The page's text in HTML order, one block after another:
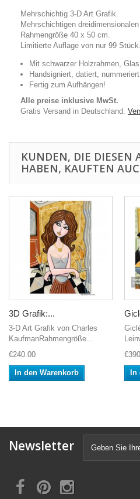
Mehrschichtig 3-D Art Grafik.
Mehrschichtigen
Rahmengröße 40 x 50 cm.
Limitierte Auflage von nur 99 Stück.
Mit schwarzer Holzrahmen,
Handsigniert, datiert,
Fertig zum Aufhängen!
Alle preise inklusive MwSt.
Gratis Versand in Deutschland.
KUNDEN, DIE DIESEN
HABEN, KAUFTEN
3D Grafik:...
3-D Art Grafik von Charles
KaufmanRahmengröße...
€240.00
In den Warenkorb In
Newsletter